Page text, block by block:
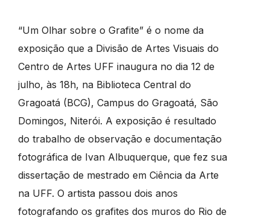
“Um Olhar sobre o Grafite” é o nome da
exposição que a Divisão de Artes Visuais do
Centro de Artes UFF inaugura no dia 12 de
julho, às 18h, na Biblioteca Central do
Gragoatá (BCG), Campus do Gragoatá, São
Domingos, Niterói. A exposição é resultado
do trabalho de observação e documentação
fotográfica de Ivan Albuquerque, que fez sua
dissertação de mestrado em Ciência da Arte
na UFF. O artista passou dois anos
fotografando os grafites dos muros do Rio de